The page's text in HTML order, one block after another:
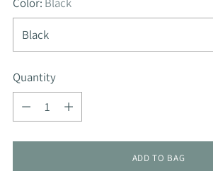
Quantity
Quantity
ADD TO BAG